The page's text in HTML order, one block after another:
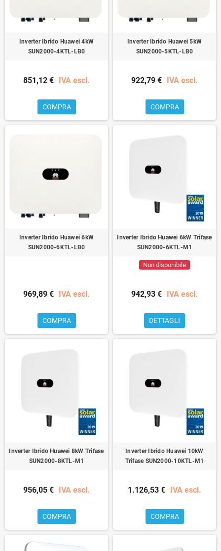
Inverter Ibrido Huawei 4kW
SUN2000-4KTL-LB0
851,12 € IVA escl.
COMPRA
Inverter Ibrido Huawei 5kW
SUN2000-5KTL-LB0
922,79 € IVA escl.
COMPRA
Inverter Ibrido Huawei 6kW
SUN2000-6KTL-LB0
969,89 € IVA escl.
COMPRA
Inverter Ibrido Huawei 6kW Trifase
SUN2000-6KTL-M1
Non disponibile
942,93 € IVA escl.
DETTAGLI
Inverter Ibrido Huawei 8kW Trifase
SUN2000-8KTL-M1
956,05 € IVA escl.
COMPRA
Inverter Ibrido Huawei 10kW
Trifase SUN2000-10KTL-M1
1.126,53 € IVA escl.
COMPRA